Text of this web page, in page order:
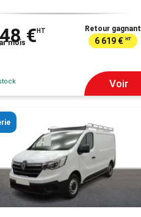
€ HT
mois
Retour gagnant
6 619 € HT
Voir